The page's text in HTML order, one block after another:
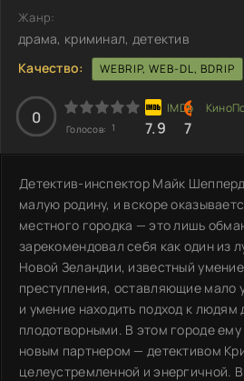
Жанр:
драма, криминал, детектив
Качество:
WEBRIP, WEB-DL, BDRIP
0
Голосов: 1 7.9 7
Детектив-инспектор Майк
малую родину, и вскоре
местного городка — это лишь
зарекомендовал себя как один из
Новой Зеландии, известный
преступления, оставляющие мало
и умение находить подход к
плодотворными. В этом городе ему
новым партнером — детективом
целеустремленной и энергичной.